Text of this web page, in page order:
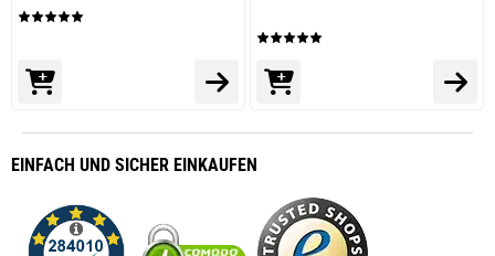
EINFACH UND SICHER EINKAUFEN